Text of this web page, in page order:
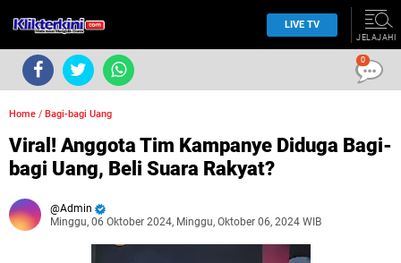
LIVE TV
JELAJAHI
Home / Bagi-bagi Uang
Viral! Anggota Tim Kampanye Diduga Bagi-
bagi Uang, Beli Suara Rakyat?
Admin
Minggu, 06 Oktober 2024, Minggu, Oktober 06, 2024 WIB
0